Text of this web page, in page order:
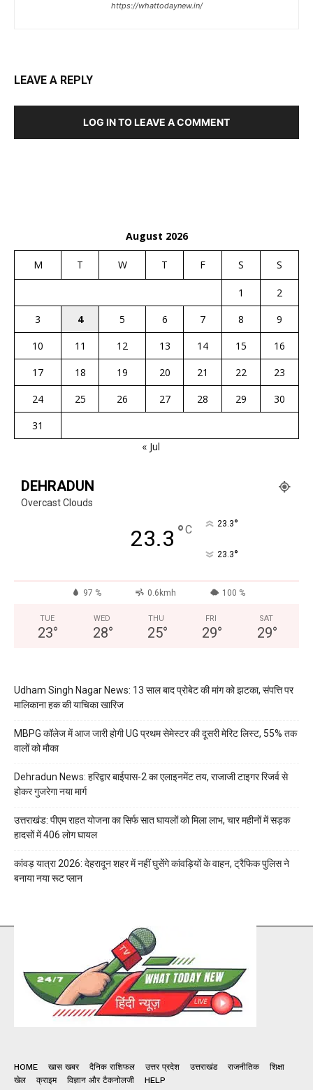
https://whattodaynew.in/
LEAVE A REPLY
LOG IN TO LEAVE A COMMENT
August 2026
M T W T F S S
1
2
3
4 5 6 7 8
9
10
11 12 13 14 15
16
17
18 19 20 21 22
23
24
25 26 27 28 29
30
31
« Jul
DEHRADUN
Overcast Clouds
23.3 °C 23.3°
23.3°
97 % 0.6kmh 100 %
TUE
23°
WED
28°
THU
25°
FRI
29°
SAT
29°
Udham Singh Nagar News: 13 साल बाद प्रोबेट की मांग को झटका, संपत्ति पर
मालिकाना हक की याचिका खारिज
MBPG कॉलेज में आज जारी होगी UG प्रथम सेमेस्टर की दूसरी मेरिट लिस्ट, 55% तक
वालों को मौका
Dehradun News: हरिद्वार बाईपास-2 का एलाइनमेंट तय, राजाजी टाइगर रिजर्व से
होकर गुजरेगा नया मार्ग
उत्तराखंड: पीएम राहत योजना का सिर्फ सात घायलों को मिला लाभ, चार महीनों में सड़क
हादसों में 406 लोग घायल
कांवड़ यात्रा 2026: देहरादून शहर में नहीं घुसेंगे कांवड़ियों के वाहन, ट्रैफिक पुलिस ने
बनाया नया रूट प्लान
HOME खास खबर दैनिक राशिफल उत्तर प्रदेश उत्तराखंड राजनीतिक
शिक्षा
खेल
क्राइम विज्ञान और टैकनोलजी HELP